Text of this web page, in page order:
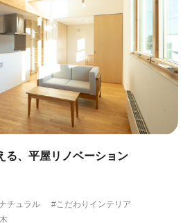
る、平屋リノベーション
チュラル
#こだわりインテリア